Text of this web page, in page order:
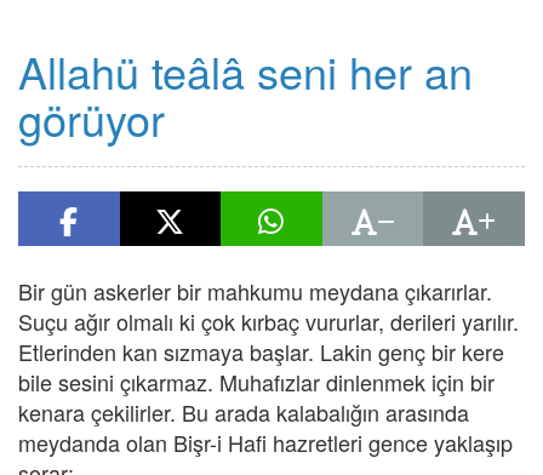
Allahü teâlâ seni her an
görüyor
Bir gün askerler bir mahkumu meydana çıkarırlar.
Suçu ağır olmalı ki çok kırbaç vururlar, derileri yarılır.
Etlerinden kan sızmaya başlar. Lakin genç bir kere
bile sesini çıkarmaz. Muhafızlar dinlenmek için bir
kenara çekilirler. Bu arada kalabalığın arasında
meydanda olan Bişr-i Hafi hazretleri gence yaklaşıp